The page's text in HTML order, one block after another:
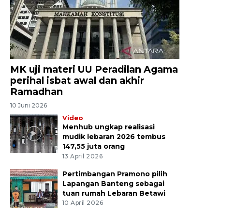
MK uji materi UU Peradilan Agama
perihal isbat awal dan akhir
Ramadhan
10 Juni 2026
Video
Menhub ungkap realisasi
mudik lebaran 2026 tembus
147,55 juta orang
13 April 2026
Pertimbangan Pramono pilih
Lapangan Banteng sebagai
tuan rumah Lebaran Betawi
10 April 2026